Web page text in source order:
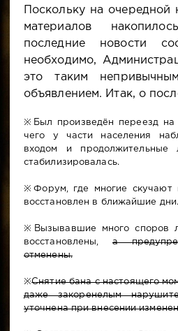
Поскольку на
материалов
последние новости
необходимо,
это таким
объявлением. Итак, о
※Был произведён переезд на
чего у части населения
входом и продолжительные
стабилизировалась.
※Форум, где многие скучают
восстановлен в ближайшие дни.
※Вызывавшие много споров
восстановлены, а
отменены.
※Снятие бана с настоящего
даже закоренелым
уточнена при внесении